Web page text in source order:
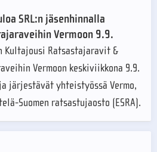
SRL:n jäsenhinnalla
Vermoon 9.9.
Kultajousi Ratsastajaravit &
Vermoon keskiviikkona 9.9.
järjestävät yhteistyössä Vermo,
Suomen ratsastujaosto (ESRA).